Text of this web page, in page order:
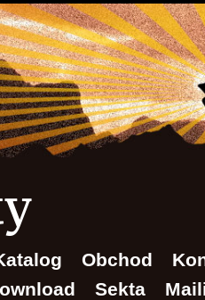
Obchod
Sekta